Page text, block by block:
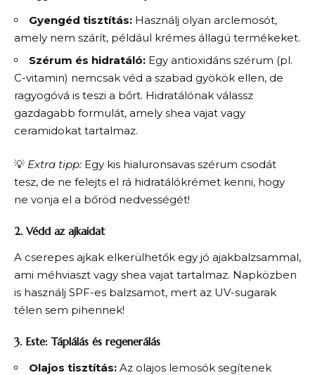
Gyengéd tisztítás: Használj olyan arclemosót,
amely nem szárít, például krémes állagú termékeket.
Szérum és hidratáló: Egy antioxidáns szérum (pl.
C-vitamin) nemcsak véd a szabad gyökök ellen, de
ragyogóvá is teszi a bőrt. Hidratálónak válassz
gazdagabb formulát, amely shea vajat vagy
ceramidokat tartalmaz.
💡 Extra tipp: Egy kis hialuronsavas szérum csodát
tesz, de ne felejts el rá hidratálókrémet kenni, hogy
ne vonja el a bőröd nedvességét!
2. Védd az ajkaidat
A cserepes ajkak elkerülhetők egy jó ajakbalzsammal,
ami méhviaszt vagy shea vajat tartalmaz. Napközben
is használj SPF-es balzsamot, mert az UV-sugarak
télen sem pihennek!
3. Este: Táplálás és regenerálás
Olajos tisztítás: Az olajos lemosók segítenek